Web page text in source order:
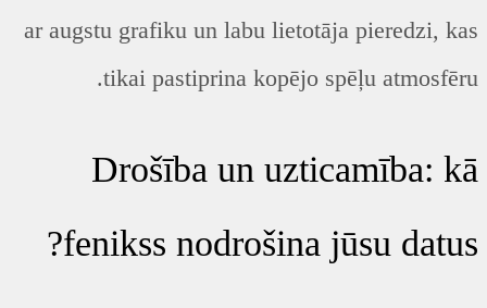
ar augstu grafiku un labu lietotāja pieredzi, kas
tikai pastiprina kopējo spēļu atmosfēru.
Drošība un uzticamība: kā
fenikss nodrošina jūsu datus?